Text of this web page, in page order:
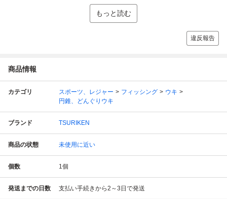
もっと読む
違反報告
商品情報
カテゴリ スポーツ、レジャー フィッシング
ウキ
円錐、どんぐりウキ
ブランド TSURIKEN
商品の状態 未使用に近い
個数 1個
発送までの日数 支払い手続きから2～3日で発送